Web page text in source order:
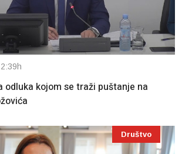
odluka kojom se traži puštanje na
Društvo